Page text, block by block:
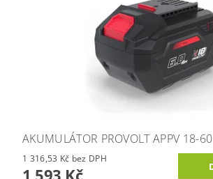
AKUMULÁTOR PROVOLT APPV 18-60
1 316,53 Kč bez DPH
1 593 Kč